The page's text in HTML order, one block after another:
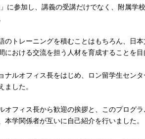
に参加し、講義の受講だけでなく、附属学
のトレーニングを積むことはもちろん、日
における交流を担う人材を育成することを目
ナルオフィス長をはじめ、ロン留学生セン
ました。
オフィス長から歓迎の挨拶と、このプログ
本学関係者が互いに自己紹介を行いました。